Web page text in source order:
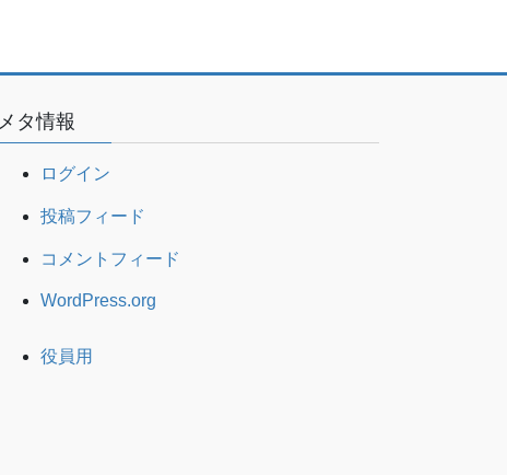
メタ情報
ログイン
投稿フィード
コメントフィード
WordPress.org
役員用